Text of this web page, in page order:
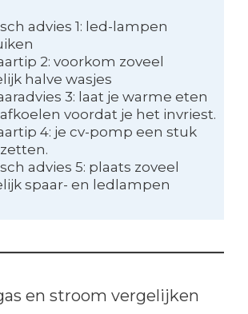
advies 1: led-lampen
2: voorkom zoveel
halve wasjes
3: laat je warme eten
voordat je het invriest.
4: je cv-pomp een stuk
advies 5: plaats zoveel
spaar- en ledlampen
en stroom vergelijken